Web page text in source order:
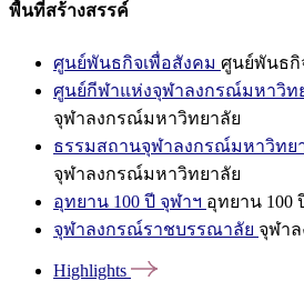
พื้นที่สร้างสรรค์
ศูนย์พันธกิจเพื่อสังคม ศูนย์พันธกิ
ศูนย์กีฬาแห่งจุฬาลงกรณ์มหาวิท
จุฬาลงกรณ์มหาวิทยาลัย
ธรรมสถานจุฬาลงกรณ์มหาวิทย
จุฬาลงกรณ์มหาวิทยาลัย
อุทยาน 100 ปี จุฬาฯ อุทยาน 100
จุฬาลงกรณ์ราชบรรณาลัย จุฬา
Highlights